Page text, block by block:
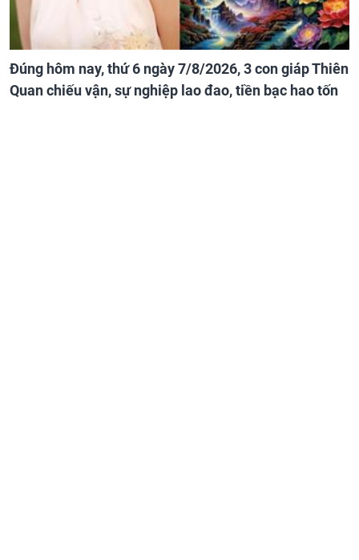
Đúng hôm nay, thứ 6 ngày 7/8/2026, 3 con giáp Thiên
Quan chiếu vận, sự nghiệp lao đao, tiền bạc hao tốn